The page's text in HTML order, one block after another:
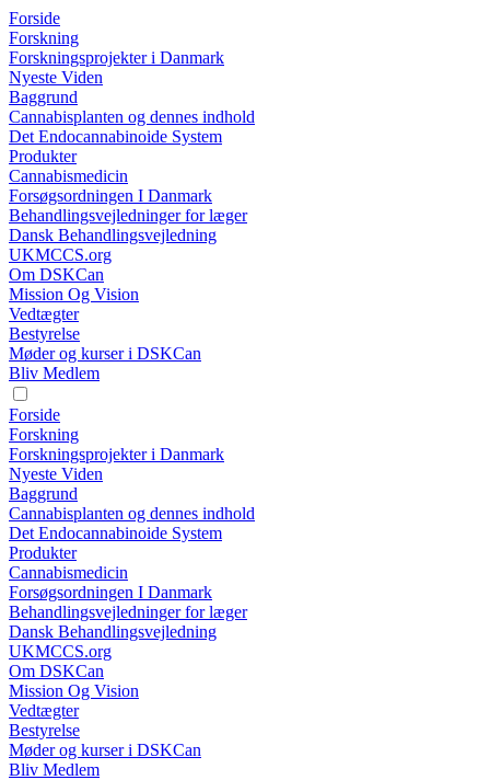
Forside
Forskning
Forskningsprojekter i Danmark
Nyeste Viden
Baggrund
Cannabisplanten og dennes indhold
Det Endocannabinoide System
Produkter
Cannabismedicin
Forsøgsordningen I Danmark
Behandlingsvejledninger for læger
Dansk Behandlingsvejledning
UKMCCS.org
Om DSKCan
Mission Og Vision
Vedtægter
Bestyrelse
Møder og kurser i DSKCan
Bliv Medlem
Forside
Forskning
Forskningsprojekter i Danmark
Nyeste Viden
Baggrund
Cannabisplanten og dennes indhold
Det Endocannabinoide System
Produkter
Cannabismedicin
Forsøgsordningen I Danmark
Behandlingsvejledninger for læger
Dansk Behandlingsvejledning
UKMCCS.org
Om DSKCan
Mission Og Vision
Vedtægter
Bestyrelse
Møder og kurser i DSKCan
Bliv Medlem